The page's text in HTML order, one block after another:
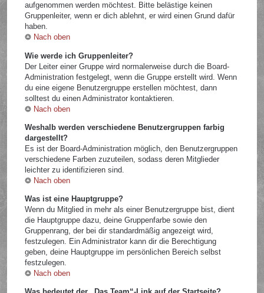
aufgenommen werden möchtest. Bitte belästige keinen
Gruppenleiter, wenn er dich ablehnt, er wird einen Grund dafür
haben.
Nach oben
Wie werde ich Gruppenleiter?
Der Leiter einer Gruppe wird normalerweise durch die Board-
Administration festgelegt, wenn die Gruppe erstellt wird. Wenn
du eine eigene Benutzergruppe erstellen möchtest, dann
solltest du einen Administrator kontaktieren.
Nach oben
Weshalb werden verschiedene Benutzergruppen farbig
dargestellt?
Es ist der Board-Administration möglich, den Benutzergruppen
verschiedene Farben zuzuteilen, sodass deren Mitglieder
leichter zu identifizieren sind.
Nach oben
Was ist eine Hauptgruppe?
Wenn du Mitglied in mehr als einer Benutzergruppe bist, dient
die Hauptgruppe dazu, deine Gruppenfarbe sowie den
Gruppenrang, der bei dir standardmäßig angezeigt wird,
festzulegen. Ein Administrator kann dir die Berechtigung
geben, deine Hauptgruppe im persönlichen Bereich selbst
festzulegen.
Nach oben